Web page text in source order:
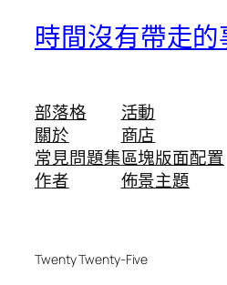
時間沒有帶走的
部落格
關於
常見問題集
作者
活動
商店
區塊版面配置
佈景主題
Twenty Twenty-Five